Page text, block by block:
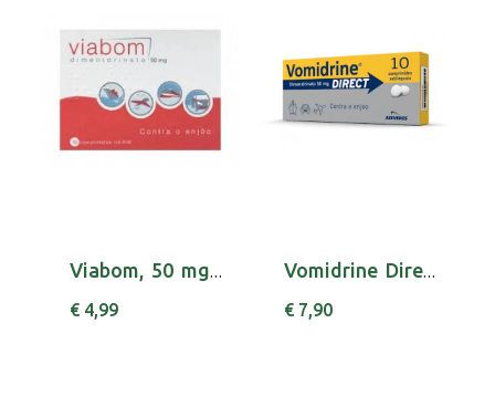
Viabom, 50 mg x 10 comp
€ 4,99
Vomidrine Direct, 50 mg x 10 comp sl
€ 7,90